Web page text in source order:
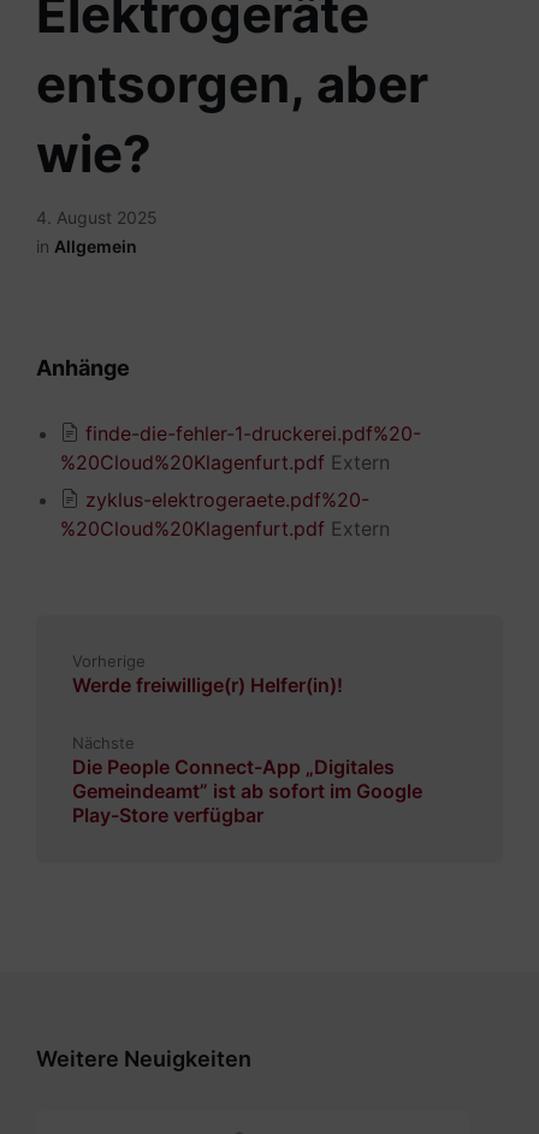
Elektrogeräte
entsorgen, aber
wie?
4. August 2025
in Allgemein
Anhänge
finde-die-fehler-1-druckerei.pdf%20-
%20Cloud%20Klagenfurt.pdf Extern
zyklus-elektrogeraete.pdf%20-
%20Cloud%20Klagenfurt.pdf Extern
Vorherige
Werde freiwillige(r) Helfer(in)!
Nächste
Die People Connect-App „Digitales
Gemeindeamt” ist ab sofort im Google
Play-Store verfügbar
Weitere Neuigkeiten